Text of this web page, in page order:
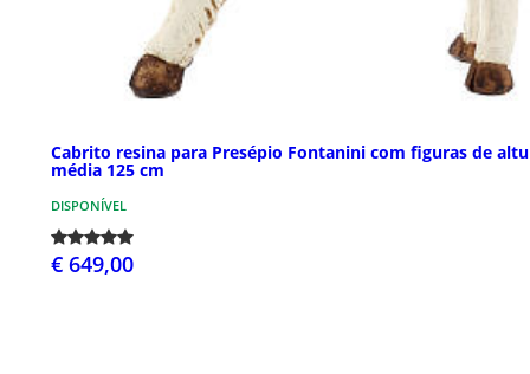
Cabrito resina para Presépio Fontanini com figuras de
média 125 cm
DISPONÍVEL
€ 649,00